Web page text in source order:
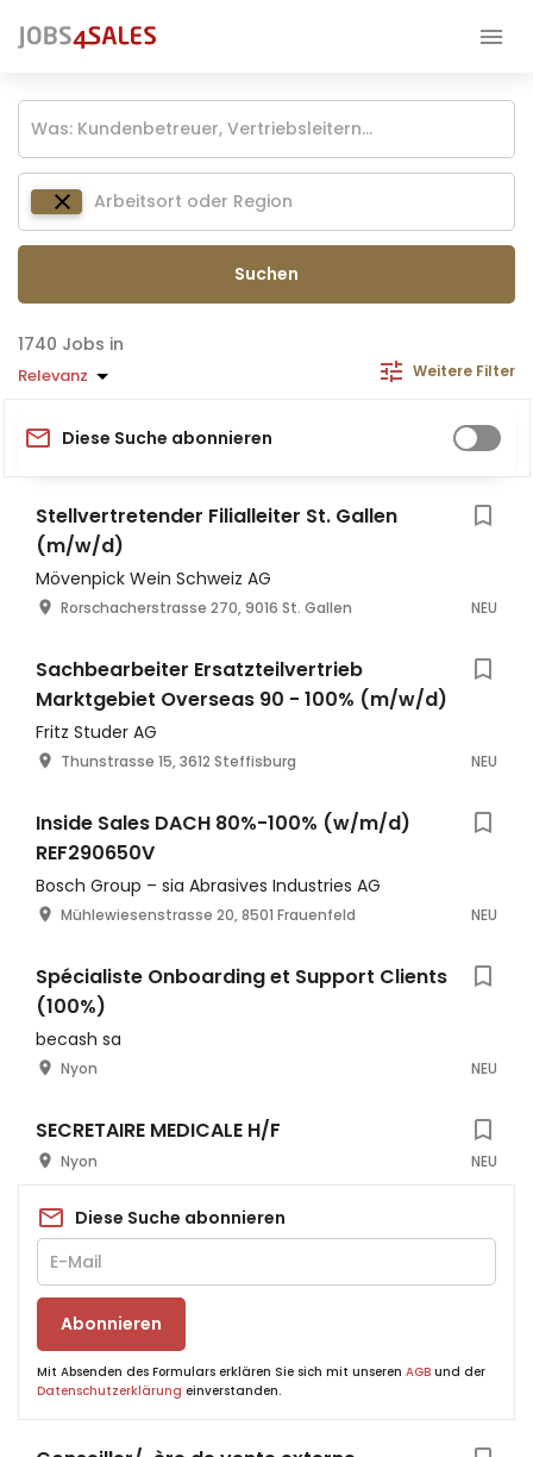
Suchen
Jobs in
Relevanz Weitere Filter
Diese Suche abonnieren
Stellvertretender Filialleiter St. Gallen
(m/w/d)
Mövenpick Wein Schweiz AG
Rorschacherstrasse 270, 9016 St. Gallen NEU
Sachbearbeiter Ersatzteilvertrieb
Marktgebiet Overseas 90 - 100% (m/w/d)
Fritz Studer AG
Thunstrasse 15, 3612 Steffisburg NEU
Inside Sales DACH 80%-100% (w/m/d)
REF290650V
Bosch Group – sia Abrasives Industries AG
Mühlewiesenstrasse 20, 8501 Frauenfeld NEU
Spécialiste Onboarding et Support Clients
(100%)
becash sa
Nyon NEU
SECRETAIRE MEDICALE H/F
Nyon NEU
Diese Suche abonnieren
Abonnieren
Mit Absenden des Formulars erklären Sie sich mit unseren AGB und der
Datenschutzerklärung einverstanden.